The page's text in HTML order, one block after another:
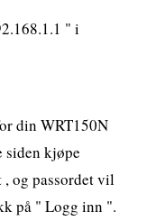
" i
din WRT150N
siden kjøpe
og passordet vil
på " Logg inn ".